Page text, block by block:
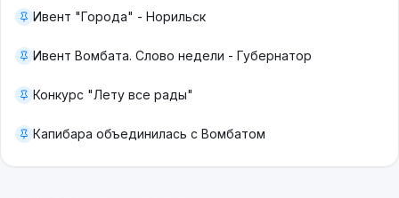
Ивент "Города" - Норильск
Ивент Вомбата. Слово недели - Губернатор
Конкурс "Лету все рады"
Капибара объединилась с Вомбатом